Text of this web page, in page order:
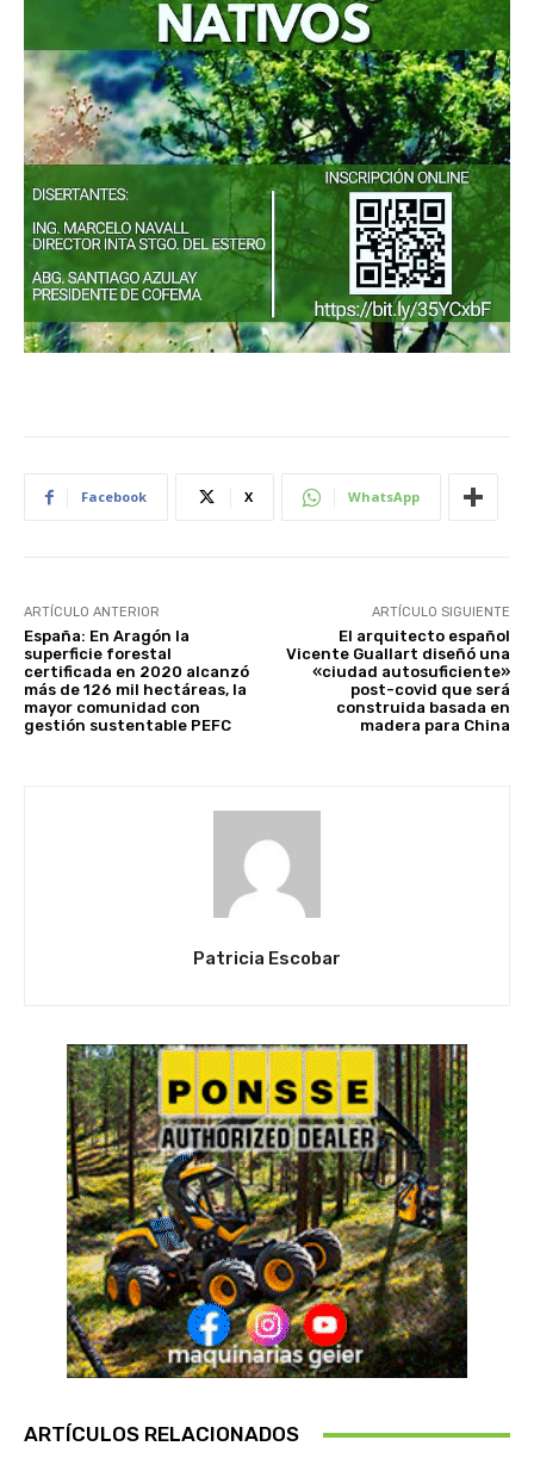
Facebook X WhatsApp
ARTÍCULO ANTERIOR
España: En Aragón la
superficie forestal
certificada en 2020 alcanzó
más de 126 mil hectáreas, la
mayor comunidad con
gestión sustentable PEFC
ARTÍCULO SIGUIENTE
El arquitecto español
Vicente Guallart diseñó una
«ciudad autosuficiente»
post-covid que será
construida basada en
madera para China
Patricia Escobar
ARTÍCULOS RELACIONADOS